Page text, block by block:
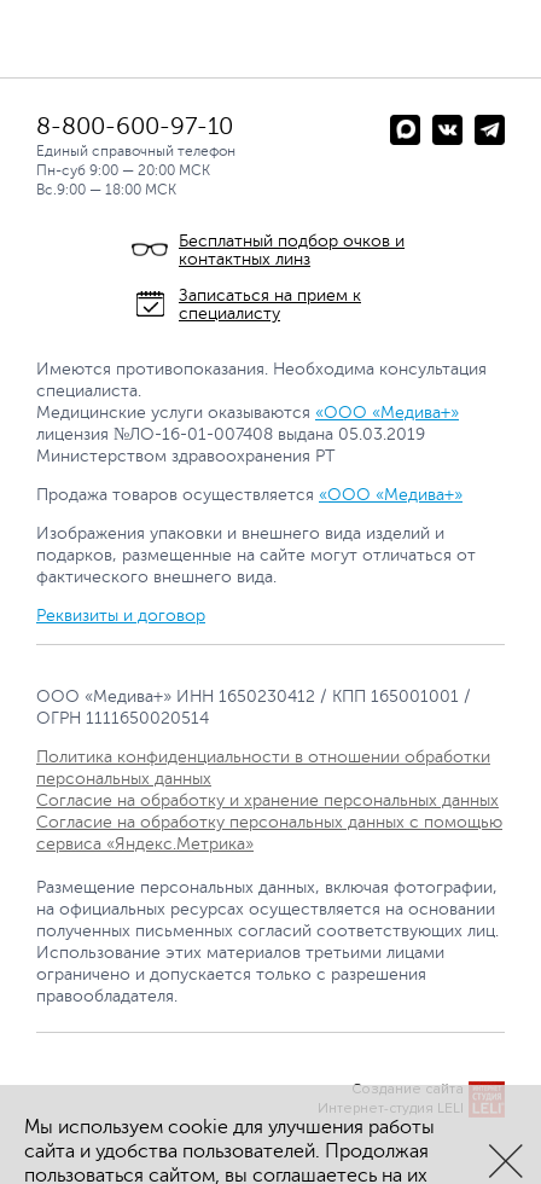
8-800-600-97-10
Единый справочный телефон
Пн-суб 9:00 — 20:00 МСК
Вс.9:00 — 18:00 МСК
Бесплатный подбор очков и
контактных линз
Записаться на прием к
специалисту
Имеются противопоказания. Необходима консультация
специалиста.
Медицинские услуги оказываются «ООО «Медива+»
лицензия №ЛО-16-01-007408 выдана 05.03.2019
Министерством здравоохранения РТ
Продажа товаров осуществляется «ООО «Медива+»
Изображения упаковки и внешнего вида изделий и
подарков, размещенные на сайте могут отличаться от
фактического внешнего вида.
Реквизиты и договор
ООО «Медива+» ИНН 1650230412 / КПП 165001001 /
ОГРН 1111650020514
Политика конфиденциальности в отношении обработки
персональных данных
Согласие на обработку и хранение персональных данных
Согласие на обработку персональных данных с помощью
сервиса «Яндекс.Метрика»
Размещение персональных данных, включая фотографии,
на официальных ресурсах осуществляется на основании
полученных письменных согласий соответствующих лиц.
Использование этих материалов третьими лицами
ограничено и допускается только с разрешения
правообладателя.
Создание сайта
Интернет-студия LELI
Мы используем cookie для улучшения работы
сайта и удобства пользователей. Продолжая
пользоваться сайтом, вы соглашаетесь на их